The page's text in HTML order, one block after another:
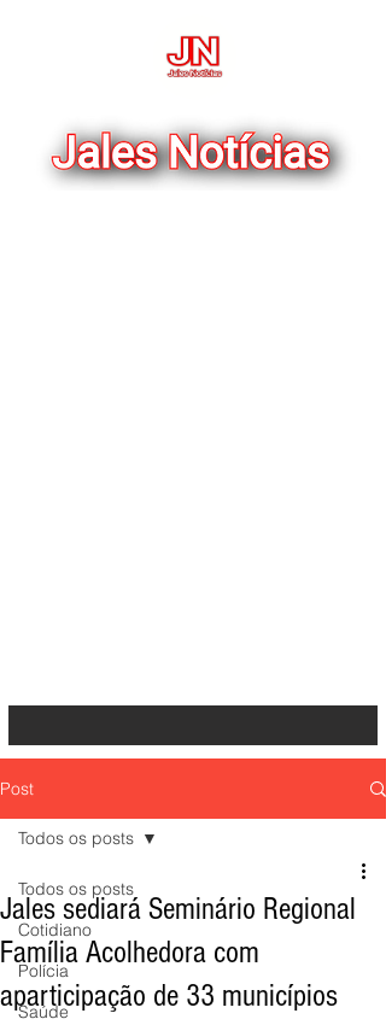
Post
Todos os posts
Cotidiano
Polícia
Saúde
Todos os posts
Jales sediará Seminário Regional
Família Acolhedora com
aparticipação de 33 municípios